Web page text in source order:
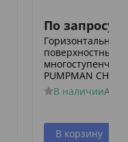
По запросу
Горизонтальный
поверхностный
PUMPMAN
В наличии
В корзину